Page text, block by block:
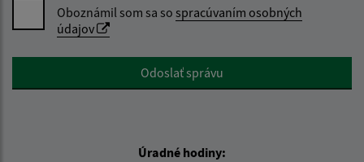
Oboznámil som sa so spracúvaním osobných
údajov
Google reCaptcha ResponseOdoslať správu
Úradné hodiny: